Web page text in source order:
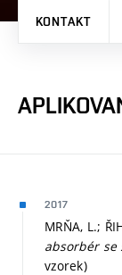
KONTAKT
2017
MRŇA, L.;
absorbér
vzorek)